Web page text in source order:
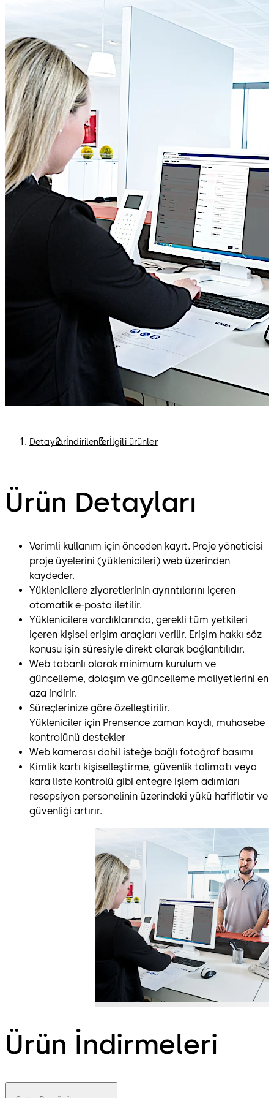
tanımlamanıza olanak tanır. Son tarihler değiştirilirse,
sorumlu kişi tüm harici şirket çalışanlarının erişim
haklarını bir fare tıklamasıyla ayarlar. Bu, proje
tamamlandıktan sonra dışarıdan erişimin
kesilmesini otomatik olarak sağlar.
Detaylar İndirilenlerİlgili ürünler
Ürün Detayları
Verimli kullanım için önceden kayıt. Proje yöneticisi
proje üyelerini (yüklenicileri) web üzerinden
kaydeder.
Yüklenicilere ziyaretlerinin ayrıntılarını içeren
otomatik e-posta iletilir.
Yüklenicilere vardıklarında, gerekli tüm yetkileri
içeren kişisel erişim araçları verilir. Erişim hakkı söz
konusu işin süresiyle direkt olarak bağlantılıdır.
Web tabanlı olarak minimum kurulum ve
güncelleme, dolaşım ve güncelleme maliyetlerini en
aza indirir.
Süreçlerinize göre özelleştirilir.
Yükleniciler için Prensence zaman kaydı, muhasebe
kontrolünü destekler
Web kamerası dahil isteğe bağlı fotoğraf basımı
Kimlik kartı kişiselleştirme, güvenlik talimatı veya
kara liste kontrolü gibi entegre işlem adımları
resepsiyon personelinin üzerindeki yükü hafifletir ve
güvenliği artırır.
Ürün İndirmeleri